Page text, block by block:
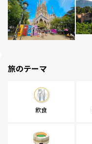
旅のテーマ
飲食